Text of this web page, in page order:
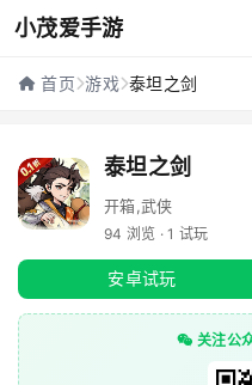
小茂爱手游
泰坦之剑 - 小
首页 游戏 泰坦之剑
泰坦之剑
开箱,武侠
94 浏览 · 1 试玩
安卓试玩
关注公